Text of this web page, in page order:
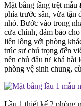
Mặt bằng tầng trệt mẫu
phía trước sân, vừa tận
nhỏ. Bước vào trong
cửa chính, đảm bảo
liên lông với phòng
trúc sư chú trọng đến
nên chủ đầu tư khá hài
phòng vệ sinh chung,